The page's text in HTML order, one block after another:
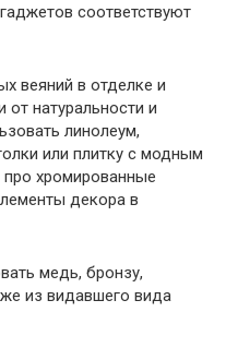
соответствуют
веяний в отделке и
натуральности и
линолеум,
или плитку с модным
хромированные
декора в
медь, бронзу,
из видавшего вида